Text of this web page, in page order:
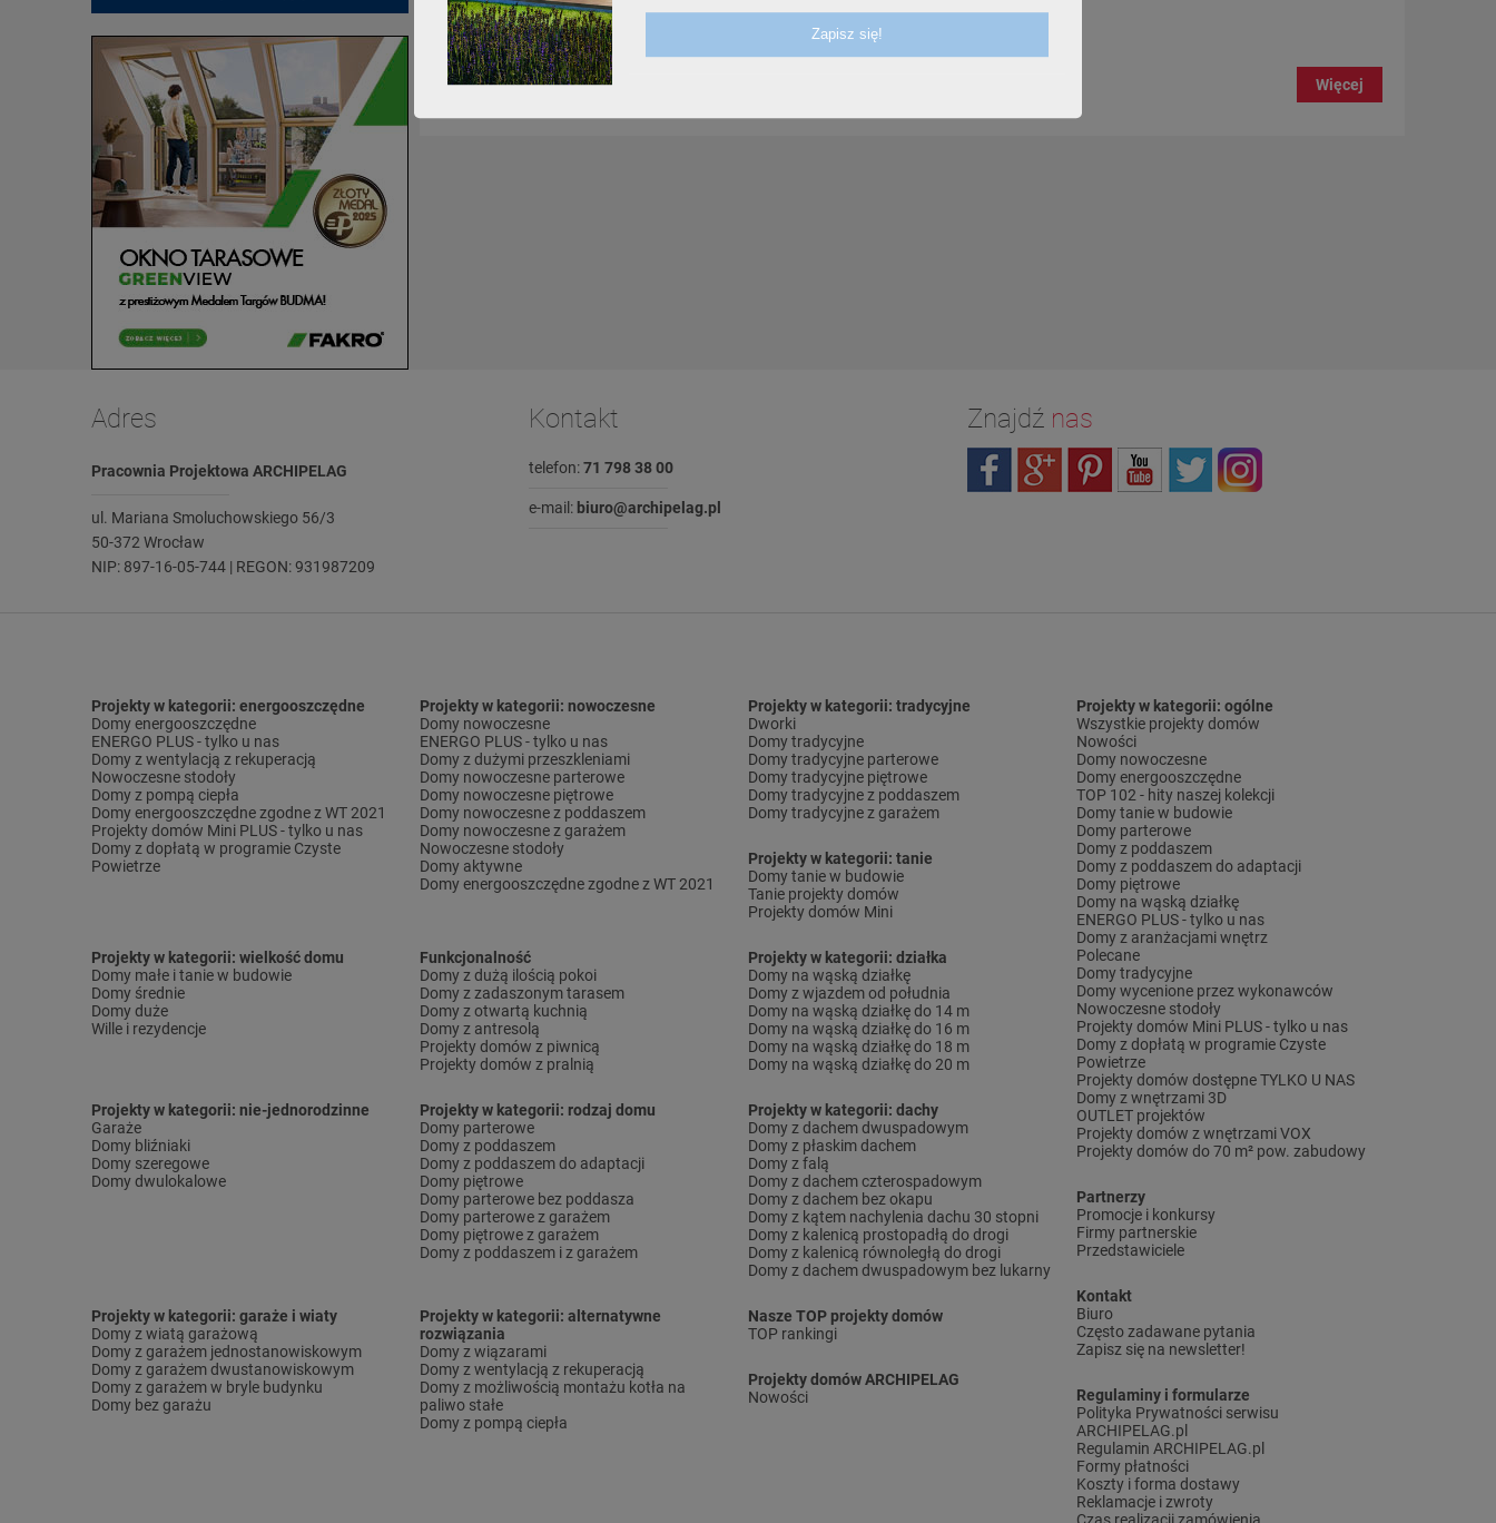
Więcej
Adres
Pracownia Projektowa ARCHIPELAG
ul. Mariana Smoluchowskiego 56/3
50-372 Wrocław
NIP: 897-16-05-744 | REGON: 931987209
Kontakt
telefon: 71 798 38 00
e-mail: biuro@archipelag.pl
Znajdź nas
Projekty w kategorii: energooszczędne
Domy energooszczędne
ENERGO PLUS - tylko u nas
Domy z wentylacją z rekuperacją
Nowoczesne stodoły
Domy z pompą ciepła
Domy energooszczędne zgodne z WT 2021
Projekty domów Mini PLUS - tylko u nas
Domy z dopłatą w programie Czyste
Powietrze
Projekty w kategorii: nowoczesne
Domy nowoczesne
ENERGO PLUS - tylko u nas
Domy z dużymi przeszkleniami
Domy nowoczesne parterowe
Domy nowoczesne piętrowe
Domy nowoczesne z poddaszem
Domy nowoczesne z garażem
Nowoczesne stodoły
Domy aktywne
Domy energooszczędne zgodne z WT 2021
Projekty w kategorii: tradycyjne
Dworki
Domy tradycyjne
Domy tradycyjne parterowe
Domy tradycyjne piętrowe
Domy tradycyjne z poddaszem
Domy tradycyjne z garażem
Projekty w kategorii: tanie
Domy tanie w budowie
Tanie projekty domów
Projekty domów Mini
Projekty w kategorii: wielkość domu
Domy małe i tanie w budowie
Domy średnie
Domy duże
Wille i rezydencje
Funkcjonalność
Domy z dużą ilością pokoi
Domy z zadaszonym tarasem
Domy z otwartą kuchnią
Domy z antresolą
Projekty domów z piwnicą
Projekty domów z pralnią
Projekty w kategorii: działka
Domy na wąską działkę
Domy z wjazdem od południa
Domy na wąską działkę do 14 m
Domy na wąską działkę do 16 m
Domy na wąską działkę do 18 m
Domy na wąską działkę do 20 m
Projekty w kategorii: nie-jednorodzinne
Garaże
Domy bliźniaki
Domy szeregowe
Domy dwulokalowe
Projekty w kategorii: rodzaj domu
Domy parterowe
Domy z poddaszem
Domy z poddaszem do adaptacji
Domy piętrowe
Domy parterowe bez poddasza
Domy parterowe z garażem
Domy piętrowe z garażem
Domy z poddaszem i z garażem
Projekty w kategorii: dachy
Domy z dachem dwuspadowym
Domy z płaskim dachem
Domy z falą
Domy z dachem czterospadowym
Domy z dachem bez okapu
Domy z kątem nachylenia dachu 30 stopni
Domy z kalenicą prostopadłą do drogi
Domy z kalenicą równoległą do drogi
Domy z dachem dwuspadowym bez lukarny
Projekty w kategorii: garaże i wiaty
Domy z wiatą garażową
Domy z garażem jednostanowiskowym
Domy z garażem dwustanowiskowym
Domy z garażem w bryle budynku
Domy bez garażu
Projekty w kategorii: alternatywne
rozwiązania
Domy z wiązarami
Domy z wentylacją z rekuperacją
Domy z możliwością montażu kotła na
paliwo stałe
Domy z pompą ciepła
Nasze TOP projekty domów
TOP rankingi
Projekty domów ARCHIPELAG
Nowości
Projekty w kategorii: ogólne
Wszystkie projekty domów
Nowości
Domy nowoczesne
Domy energooszczędne
TOP 102 - hity naszej kolekcji
Domy tanie w budowie
Domy parterowe
Domy z poddaszem
Domy z poddaszem do adaptacji
Domy piętrowe
Domy na wąską działkę
ENERGO PLUS - tylko u nas
Domy z aranżacjami wnętrz
Polecane
Domy tradycyjne
Domy wycenione przez wykonawców
Nowoczesne stodoły
Projekty domów Mini PLUS - tylko u nas
Domy z dopłatą w programie Czyste
Powietrze
Projekty domów dostępne TYLKO U NAS
Domy z wnętrzami 3D
OUTLET projektów
Projekty domów z wnętrzami VOX
Projekty domów do 70 m² pow. zabudowy
Partnerzy
Promocje i konkursy
Firmy partnerskie
Przedstawiciele
Kontakt
Biuro
Często zadawane pytania
Zapisz się na newsletter!
Regulaminy i formularze
Polityka Prywatności serwisu
ARCHIPELAG.pl
Regulamin ARCHIPELAG.pl
Formy płatności
Koszty i forma dostawy
Reklamacje i zwroty
Czas realizacji zamówienia